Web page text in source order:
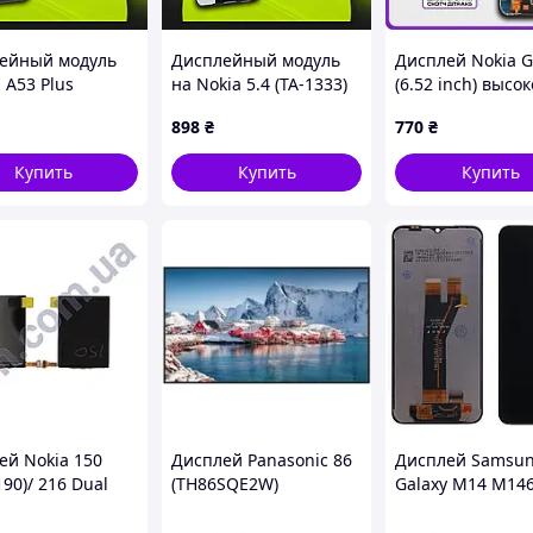
доставки.
так как они предоставляют гарантию
запчасти. Если деталь имеет дефект,
по качеству направляются ему и
компетентную консультацию:
по телефону,
с данными условиями.
модуль
A53 Plus
экран
А53 Плюс
Купить
Дисплейный модуль
на Nokia 5.4 (TA-1333)
тачскрином), экран
для Нокия 5.4
898 ₴
Купить
Дисплей Nokia
(6.52 inch)
экран на Нокия
770 ₴
Купить
Nokia 150
216 Dual
Дисплей Panasonic 86
(TH86SQE2W)
Дисплей
Galaxy M14